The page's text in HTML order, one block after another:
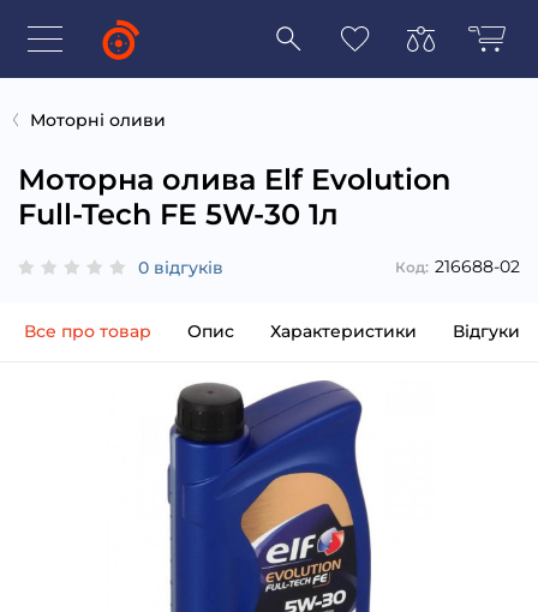
Моторні оливи
Моторна олива Elf Evolution
Full-Tech FE 5W-30 1л
0 відгуків Код: 216688-02
Все про товар Опис Характеристики Відгуки